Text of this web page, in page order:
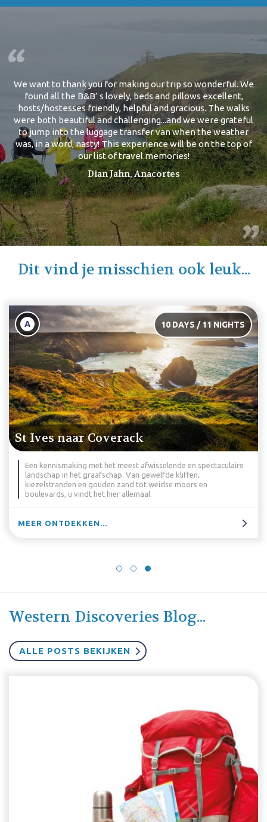
We want to thank you for making our trip so wonderful. We
found all the B&B’ s lovely, beds and pillows excellent,
hosts/hostesses friendly, helpful and gracious. The walks
were both beautiful and challenging...and we were grateful
to jump into the luggage transfer van when the weather
was, in a word, nasty! This experience will be on the top of
our list of travel memories!
Dian Jahn, Anacortes
Dit vind je misschien ook leuk...
10 DAYS / 11 NIGHTS
het meest afwisselende en spectaculaire
Van gewelfde kliffen,
zand tot weidse moors en
hier allemaal.
B
St Ives naar
Dit is de ultieme
Met twee
stranden, steden en
MEER
Western Discoveries Blog...
ALLE POSTS BEKIJKEN